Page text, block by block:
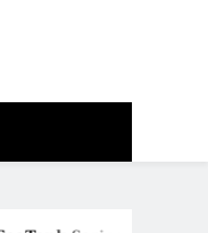
间